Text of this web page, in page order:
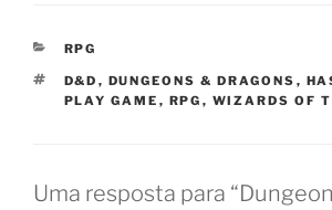
CATEGORIAS
RPG
TAGS
D&D , DUNGEONS & DRAGONS ,
PLAY GAME , RPG , WIZARDS OF
Uma resposta para